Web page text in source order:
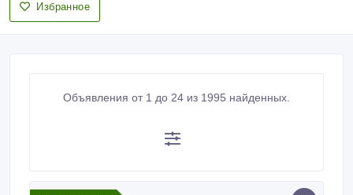
Избранное
Объявления от 1 до 24 из 1995 найденных.